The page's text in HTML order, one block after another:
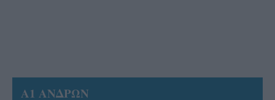
Α1 ΑΝΔΡΩΝ